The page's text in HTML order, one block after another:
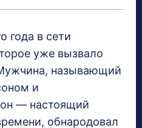
года в сети
уже вызвало
называющий
и
— настоящий
обнародовал